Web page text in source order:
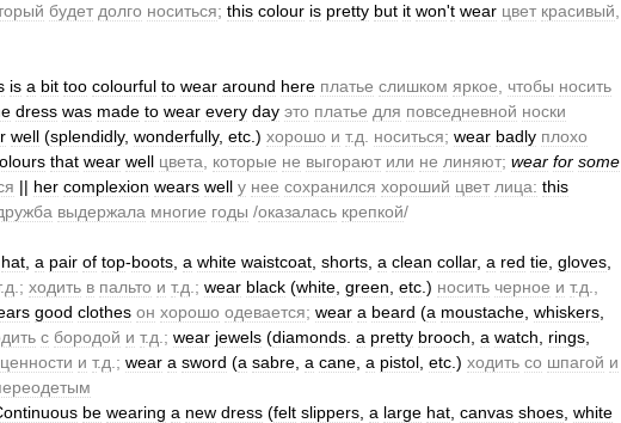
будет долго носиться; this colour is pretty but it won't wear цвет красивый
is a bit too colourful to wear around here платье слишком яркое чтобы носить
dress was made to wear every day это платье для повседневной носки
well (splendidly, wonderfully, etc .) хорошо и т.д носиться; wear badly плохо
that wear well цвета которые не выгорают или не линяют; wear for some
|| her complexion wears well у нее сохранился хороший цвет лица: this
выдержала многие годы /оказалась крепкой/
hat a pair of top-boots a white waistcoat shorts a clean collar, a red tie gloves
.д .; ходить в пальто и т.д .; wear black (white green etc .) носить черное и т.д
good clothes он хорошо одевается; wear a beard (a moustache whiskers
с бородой и т.д .; wear jewels (diamonds a pretty brooch a watch rings
и т.д .; wear a sword (a sabre a cane a pistol etc .) ходить со шпагой и
be wearing a new dress (felt slippers a large hat canvas shoes white